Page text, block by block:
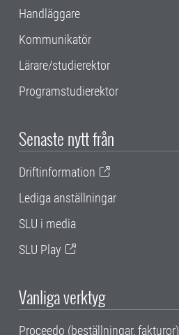
Handläggare
Kommunikatör
Lärare/studierektor
Programstudierektor
Senaste nytt från
Driftinformation
Lediga anställningar
SLU i media
SLU Play
Vanliga verktyg
Proceedo (beställningar, fakturor)